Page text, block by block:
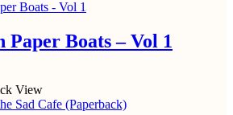
Paper Boats – Vol 1
View